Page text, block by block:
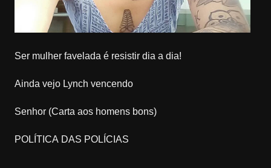
Ser mulher favelada é resistir dia a dia!
Ainda vejo Lynch vencendo
Senhor (Carta aos homens bons)
POLÍTICA DAS POLÍCIAS